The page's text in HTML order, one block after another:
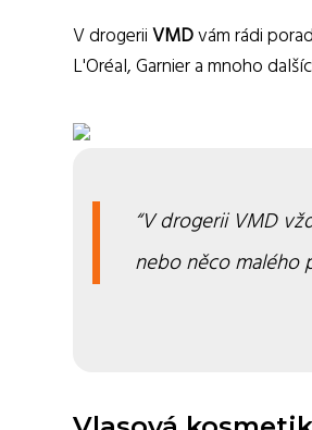
V drogeriiVMDvám rádi
L'Oréal, Garnier a mnoho
V drogerii VMD
nebo něco malého